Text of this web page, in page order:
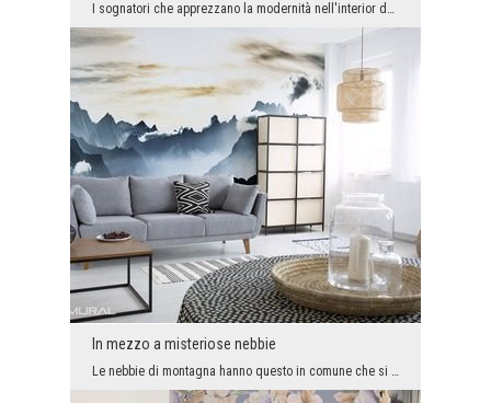
I sognatori che apprezzano la modernità nell'interior design presteranno sicuramente attenzione a...
In mezzo a misteriose nebbie
Le nebbie di montagna hanno questo in comune che si possono fissare per ore, deliziandosi invaria...